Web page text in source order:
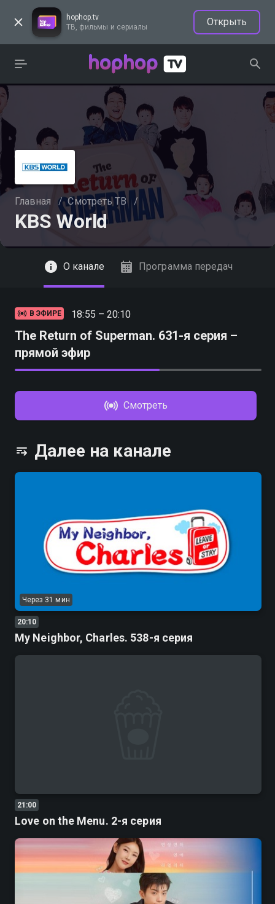
hophop.tv
ТВ, фильмы и сериалы
Открыть
Главная / Смотреть ТВ /
KBS World
О канале Программа передач
В ЭФИРЕ 18:55 – 20:10
The Return of Superman. 631-я серия –
прямой эфир
Смотреть
Далее на канале
Через 31 мин
20:10
My Neighbor, Charles. 538-я серия
21:00
Love on the Menu. 2-я серия